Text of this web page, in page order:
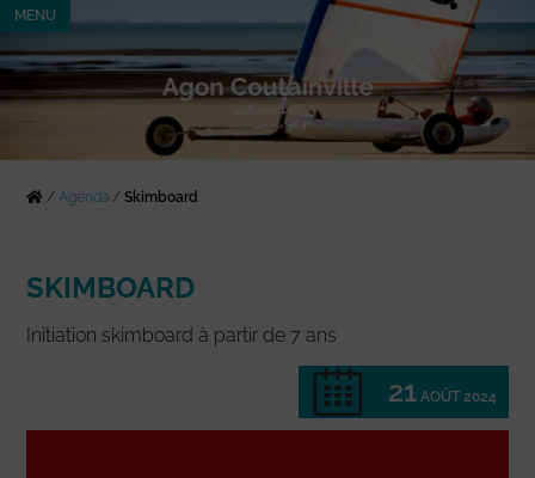
MENU
/Agenda /Skimboard
SKIMBOARD
Initiation skimboard à partir de 7 ans
21 AOÛT 2024